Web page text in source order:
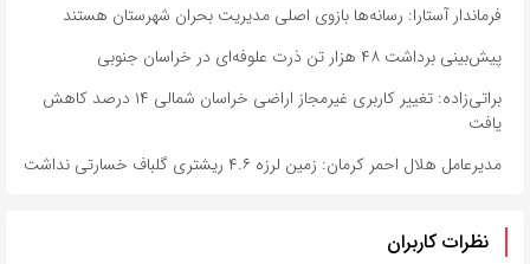
فرماندار آستارا: رسانه‌ها بازوی اصلی مدیریت بحران شهرستان هستند
پیش‌بینی برداشت ۴۸ هزار تن ذرت علوفه‌ای در خراسان جنوبی
براتی‌زاده: تغییر کاربری غیرمجاز اراضی خراسان شمالی ۱۴ درصد کاهش
یافت
مدیرعامل هلال احمر کرمان: زمین لرزه ۴.۶ ریشتری گلباف خسارتی نداشت
نظرات کاربران